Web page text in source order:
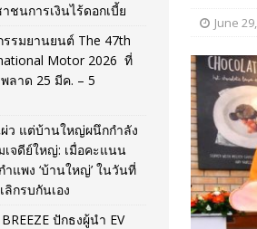
June
นการเงินไร้ดอกเบี้ย
รรมยานยนต์ The 47th
Motor 2026 ที่
ลาด 25 มีค. – 5
ว แต่บ้านใหญ่ผนึกกำลัง
เจดีย์ใหญ่: เมื่อคะแนน
ำแพง ‘บ้านใหญ่’ ในวันที่
กรบกันเอง
ปักธงผู้นำ EV